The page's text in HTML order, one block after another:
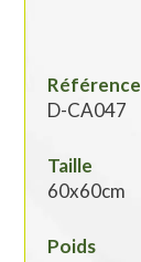
Référence
D-CA047
Taille
60x60cm
Poids